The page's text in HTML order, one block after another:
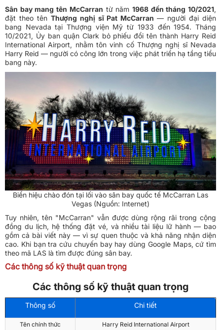
Sân bay mang tên McCarran từ năm 1968 đến tháng 10/2021,
đặt theo tên Thượng nghị sĩ Pat McCarran— người đại diện
bang Nevada tại Thượng viện Mỹ từ 1933 đến 1954. Tháng
10/2021, Ủy ban quận Clark bỏ phiếu đổi tên thành Harry Reid
International Airport, nhằm tôn vinh cố Thượng nghị sĩ Nevada
Harry Reid — người có công lớn trong việc phát triển hạ tầng tiểu
bang này.
Biển hiệu chào đón tại lối vào sân bay quốc tế McCarran Las
Vegas (Nguồn: Internet)
Tuy nhiên, tên "McCarran" vẫn được dùng rộng rãi trong cộng
đồng du lịch, hệ thống đặt vé, và nhiều tài liệu lữ hành — bao
gồm cả bài viết này — vì sự quen thuộc và khả năng nhận diện
cao. Khi bạn tra cứu chuyến bay hay dùng Google Maps, cứ tìm
theo mã LAS là tìm được đúng sân bay.
Các thông số kỹ thuật quan trọng
Các thông số kỹ thuật quan trọng
Thông số Chi tiết
Tên chính thức Harry Reid International Airport